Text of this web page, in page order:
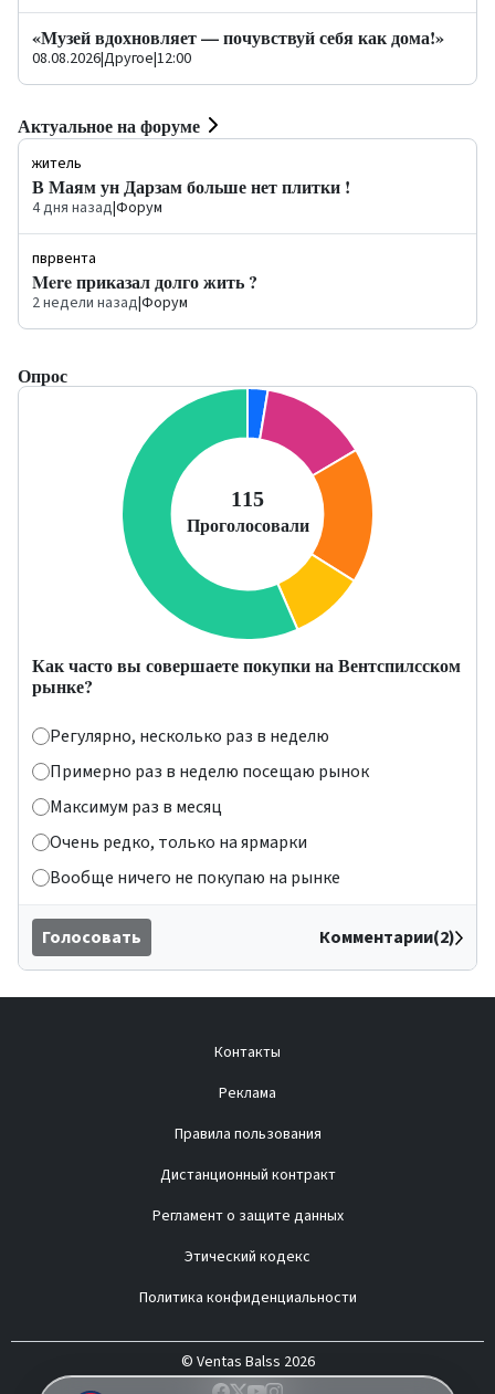
«Музей вдохновляет — почувствуй себя как дома!»
08.08.2026|Другое|12:00
Актуальное на форуме
житель
В Маям ун Дарзам больше нет плитки !
4 дня назад|Форум
пврвента
Mere приказал долго жить ?
2 недели назад|Форум
Опрос
Как часто вы совершаете покупки на Вентспилсском
рынке?
Регулярно, несколько раз в неделю
Примерно раз в неделю посещаю рынок
Максимум раз в месяц
Очень редко, только на ярмарки
Вообще ничего не покупаю на рынке
Голосовать Комментарии(2)
Контакты
Реклама
Правила пользования
Дистанционный контракт
Регламент о защите данных
Этический кодекс
Политика конфиденциальности
© Ventas Balss 2026